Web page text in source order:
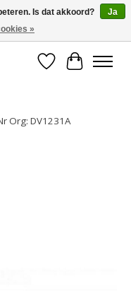
Verlanglijst
Org: DV1231A
Is dat akkoord?
Ja
»